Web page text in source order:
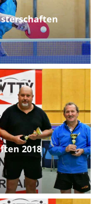
2018